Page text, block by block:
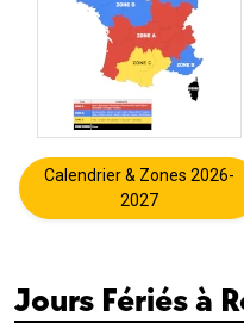
Calendrier & Zones 2026-
2027
Jours Fériés à